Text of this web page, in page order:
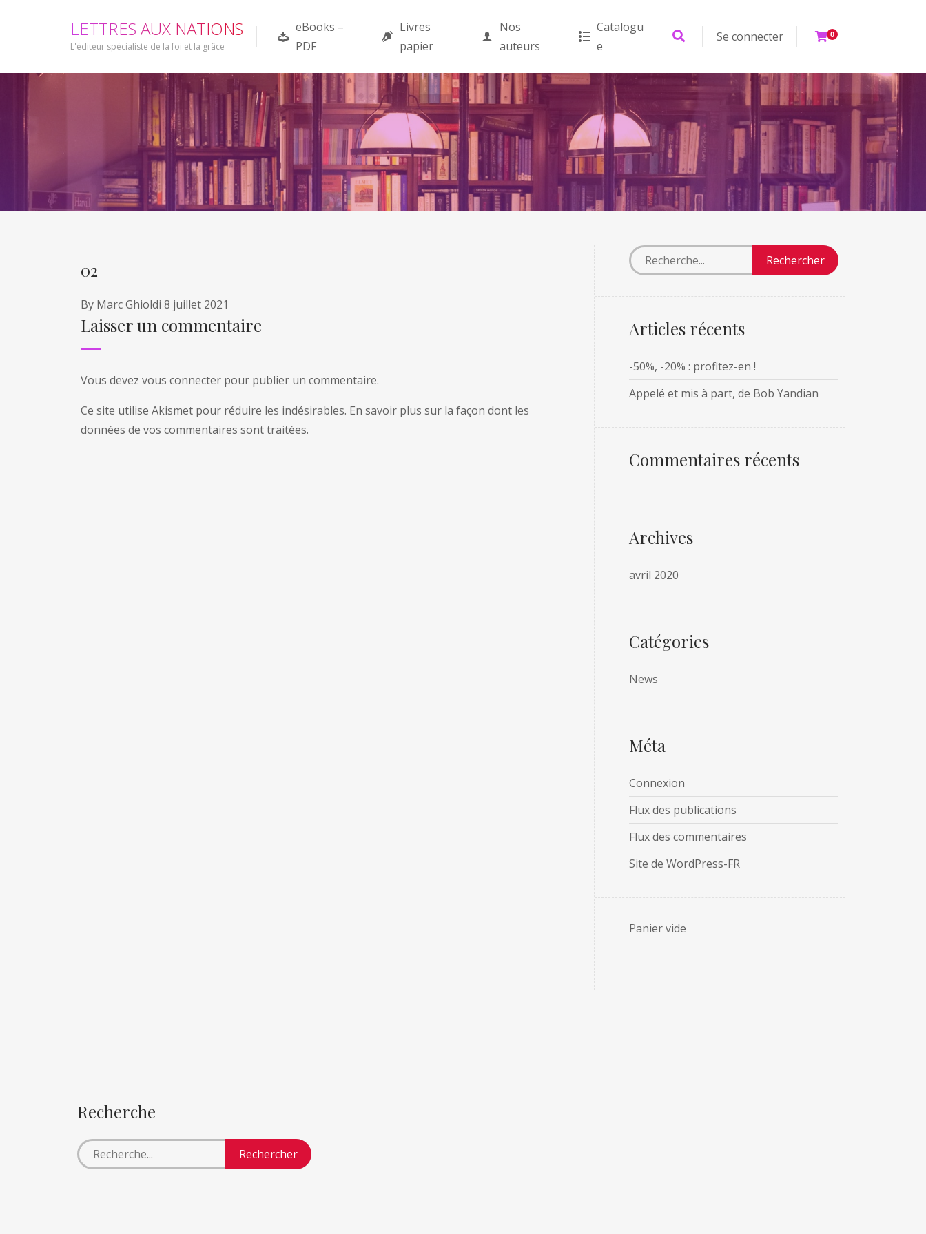
LETTRES AUX NATIONS
L'éditeur spécialiste de la foi et la grâce
eBooks –
PDF
Livres
papier
Nos
auteurs
Catalogu
e
Se connecter 0
02
By Marc Ghioldi 8 juillet 2021
Laisser un commentaire
Vous devez vous connecter pour publier un commentaire.
Ce site utilise Akismet pour réduire les indésirables. En savoir plus sur la façon dont les
données de vos commentaires sont traitées.
Articles récents
-50%, -20% : profitez-en !
Appelé et mis à part, de Bob Yandian
Commentaires récents
Archives
avril 2020
Catégories
News
Méta
Connexion
Flux des publications
Flux des commentaires
Site de WordPress-FR
Panier vide
Recherche